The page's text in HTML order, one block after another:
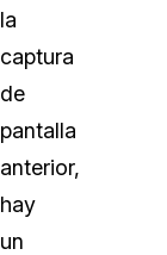
la
captura
de
pantalla
anterior,
hay
un